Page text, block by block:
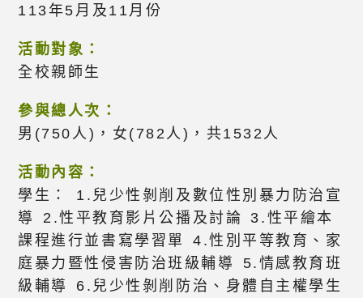
113年5月及11月份
活動對象：
全校親師生
參與總人次：
男(750人)，女(782人)，共1532人
活動內容：
學生： 1.兒少性剝削及數位性別暴力防治宣
導 2.性平教育影片公播及討論 3.性平繪本
課程進行並書寫學習單 4.性別平等教育、家
庭暴力暨性侵害防治班級輔導 5.情感教育班
級輔導 6.兒少性剝削防治、身體自主權學生